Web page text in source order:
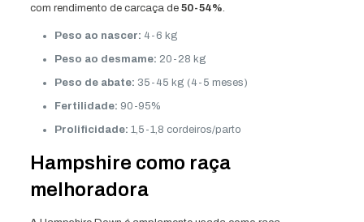
com rendimento de carcaça de 50-54%.
Peso ao nascer: 4-6 kg
Peso ao desmame: 20-28 kg
Peso de abate: 35-45 kg (4-5 meses)
Fertilidade: 90-95%
Prolificidade: 1,5-1,8 cordeiros/parto
Hampshire como raça
melhoradora